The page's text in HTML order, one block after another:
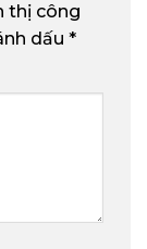
thị công
dấu *